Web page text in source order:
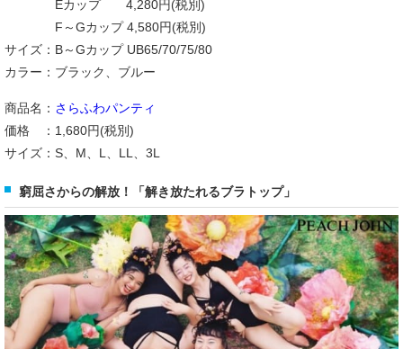
Eカップ 4,280円(税別)
F～Gカップ 4,580円(税別)
サイズ：B～Gカップ UB65/70/75/80
カラー：ブラック、ブルー
商品名： さらふわパンティ
価格 ：1,680円(税別)
サイズ：S、M、L、LL、3L
窮屈さからの解放！「解き放たれるブラトップ」